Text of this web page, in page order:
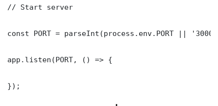
// Start server
const PORT = parseInt(process.env.PORT ||
app.listen(PORT, () => {
});